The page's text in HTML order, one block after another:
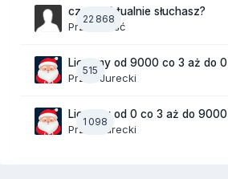
22 868
czego aktualnie słuchasz?
Przez Gość
515
Liczymy od 9000 co 3 aż do 0
Przez Jurecki
1 098
Liczymy od 0 co 3 aż do 9000
PrzezJurecki